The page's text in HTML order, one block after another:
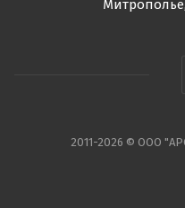
2011-2026 © ООО